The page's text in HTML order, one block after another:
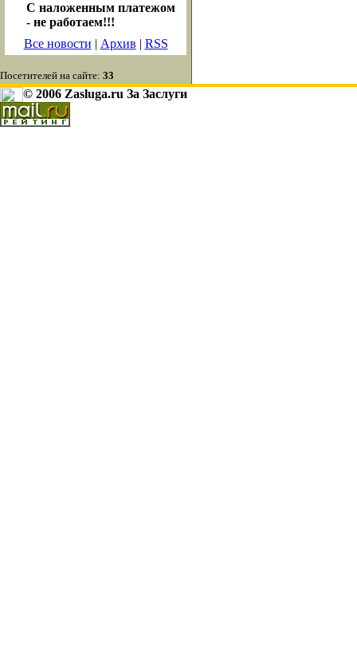
С наложенным платежом
- не работаем!!!
Все новости | Архив | RSS
Посетителей на сайте: 33
© 2006 Zasluga.ru За Заслуги